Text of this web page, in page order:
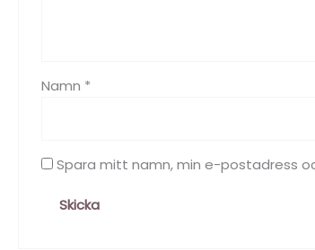
Namn *
Spara mitt namn, min e-postadress